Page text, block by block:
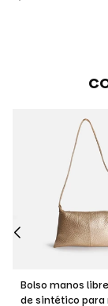
Bolso manos
de sintético